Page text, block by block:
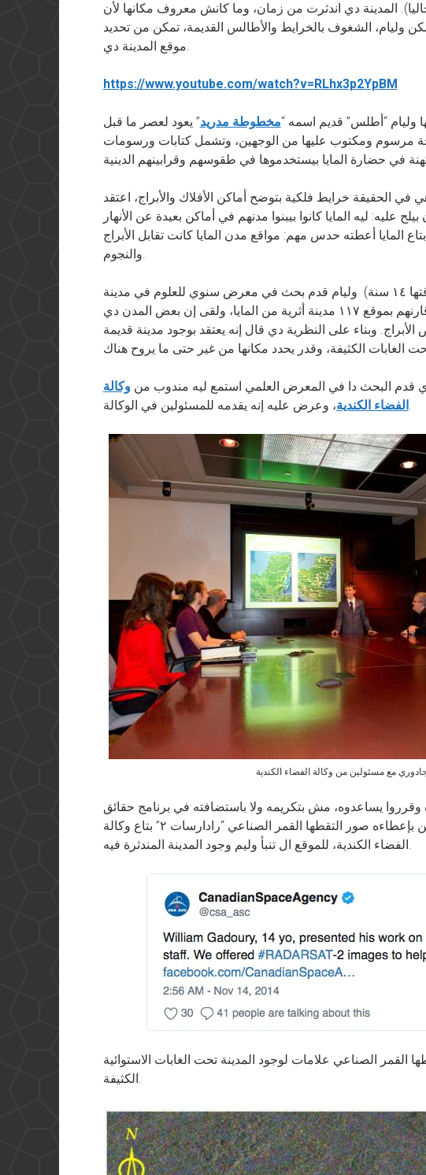
المدينة دي اندثرت من زمان، وما كانش معروف مكانها لأن
لكن وليام، الشغوف بالخرايط والأطالس القديمة، تمكن من تحديد
موقع المدينة دي.
https://www.youtube.com/watch?v=RLhx3p2YpBM
وليام “أطلس” قديم اسمه “مخطوطة مدريد” يعود لعصر ما قبل
وهو عبارة عن ٥٦ لوحة مرسوم ومكتوب عليها من الوجهين، وتشمل كتابات ورسومات
في الحقيقة خرايط فلكية بتوضح أماكن الأفلاك والأبراج، اعتقد
عليه: ليه المايا كانوا بيبنوا مدنهم في أماكن بعيدة عن الأنهار
المايا أعطته حدس مهم: مواقع مدن المايا كانت تقابل الأبراج
والنجوم.
في سنة ٢٠١٤ (وكان عمره وقتها ١٤ سنة) وليام قدم بحث في معرض سنوي للعلوم في مدينة
كيبك. في بحثه درس ٢٢ برج وقارنهم بموقع ١١٧ مدينة أثرية من المايا، ولقى إن بعض المدن دي
وبناء على النظرية دي قال إنه يعتقد بوجود مدينة قديمة
قدم البحث دا في المعرض العلمي استمع ليه مندوب منوكالة
الفضاء الكندية، وعرض عليه إنه يقدمه للمسئولين في الوكالة.
مع مسئولين من وكالة الفضاء الكندية
وقرروا يساعدوه، مش بتكريمه ولا باستضافته في برنامج حقائق
وأسرار بتاع التليفزيون الكندي، لكن بإعطاءه صور التقطها القمر الصناعي “رادارسات ٢” بتاع وكالة
الفضاء الكندية، للموقع ال تنبأ وليم وجود المدينة المندثرة فيه.
القمر الصناعي علامات لوجود المدينة تحت الغابات الاستوائية
الكثيفة.